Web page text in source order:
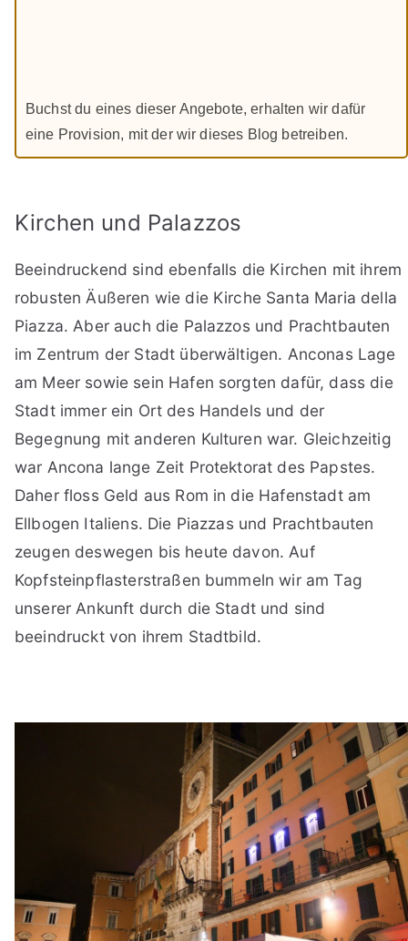
Buchst du eines dieser Angebote, erhalten wir dafür
eine Provision, mit der wir dieses Blog betreiben.
Kirchen und Palazzos
Beeindruckend sind ebenfalls die Kirchen mit ihrem
robusten Äußeren wie die Kirche Santa Maria della
Piazza. Aber auch die Palazzos und Prachtbauten
im Zentrum der Stadt überwältigen. Anconas Lage
am Meer sowie sein Hafen sorgten dafür, dass die
Stadt immer ein Ort des Handels und der
Begegnung mit anderen Kulturen war. Gleichzeitig
war Ancona lange Zeit Protektorat des Papstes.
Daher floss Geld aus Rom in die Hafenstadt am
Ellbogen Italiens. Die Piazzas und Prachtbauten
zeugen deswegen bis heute davon. Auf
Kopfsteinpflasterstraßen bummeln wir am Tag
unserer Ankunft durch die Stadt und sind
beeindruckt von ihrem Stadtbild.